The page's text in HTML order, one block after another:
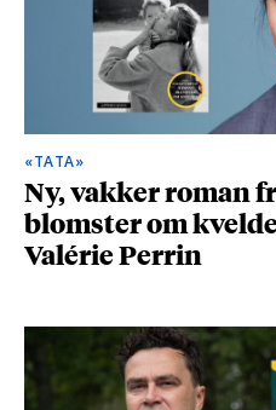
«TATA»
Ny, vakker roman
blomster om
Valérie Perrin